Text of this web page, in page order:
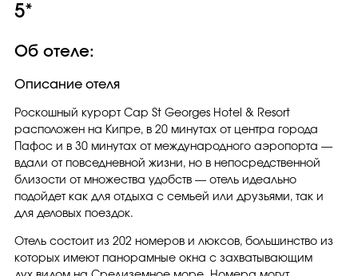
5*
Об отеле:
Описание отеля
Роскошный курорт Cap St Georges Hotel & Resort
расположен на Кипре, в 20 минутах от центра города
Пафос и в 30 минутах от международного аэропорта —
вдали от повседневной жизни, но в непосредственной
близости от множества удобств — отель идеально
подойдет как для отдыха с семьей или друзьями, так и
для деловых поездок.
Отель состоит из 202 номеров и люксов, большинство из
которых имеют панорамные окна с захватывающим